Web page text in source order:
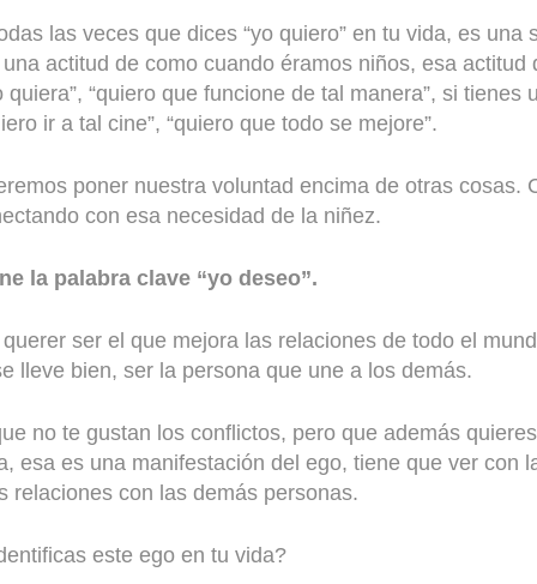
las veces que dices “yo quiero” en tu vida, es una
una actitud de como cuando éramos niños, esa actitud
“quiero que funcione de tal manera”, si tienes
ir a tal cine”, “quiero que todo se mejore”.
poner nuestra voluntad encima de otras cosas.
con esa necesidad de la niñez.
la palabra clave “yo deseo”.
querer ser el que mejora las relaciones de todo el
lleve bien, ser la persona que une a los demás.
no te gustan los conflictos, pero que además
esa es una manifestación del ego, tiene que ver con
relaciones con las demás personas.
este ego en tu vida?